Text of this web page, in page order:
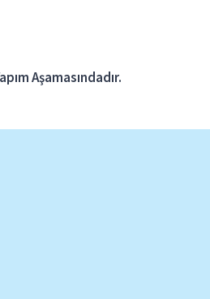
RANDEVU
Aşamasındadır.